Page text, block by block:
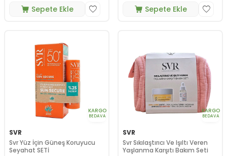
Sepete Ekle Sepete Ekle
KARGO
BEDAVA
SVR
Svr Yüz İçin Güneş Koruyucu
Seyahat SETİ
KARGO
BEDAVA
SVR
Svr Sıkılaştırıcı Ve Işıltı Veren
Yaşlanma Karşıtı Bakım Seti